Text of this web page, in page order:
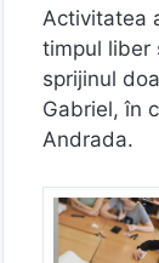
Activitatea
timpul liber
sprijinul
Gabriel, în
Andrada.